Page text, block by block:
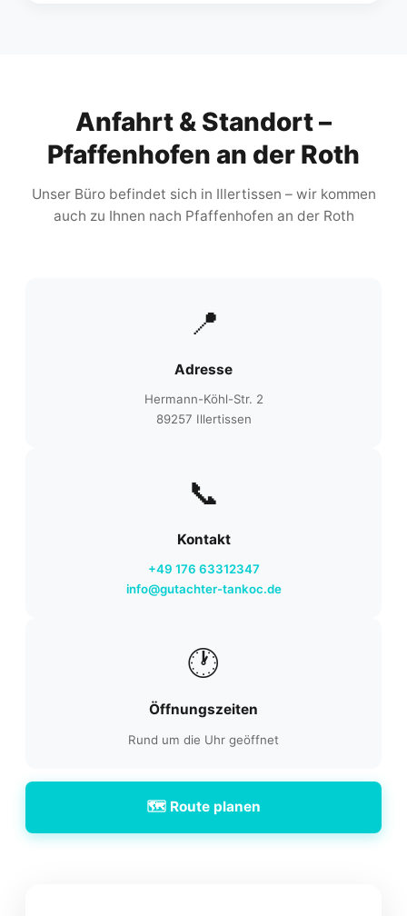
Anfahrt & Standort –
Pfaffenhofen an der Roth
Unser Büro befindet sich in Illertissen – wir kommen
auch zu Ihnen nach Pfaffenhofen an der Roth
📍
Adresse
Hermann-Köhl-Str. 2
89257 Illertissen
📞
Kontakt
+49 176 63312347
info@gutachter-tankoc.de
🕐
Öffnungszeiten
Rund um die Uhr geöffnet
🗺️ Route planen